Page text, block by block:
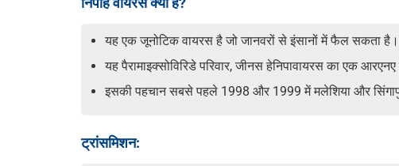
यह एक जूनोटिक वायरस है जो जानवरों से इंसानों में फैल सकता है।
यह पैरामाइक्सोविरिडे परिवार, जीनस हेनिपावायरस का एक
इसकी पहचान सबसे पहले 1998 और 1999 में मलेशिया और
ट्रांसमिशन: